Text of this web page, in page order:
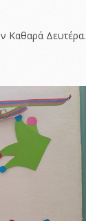
Καθαρά Δευτέρα.